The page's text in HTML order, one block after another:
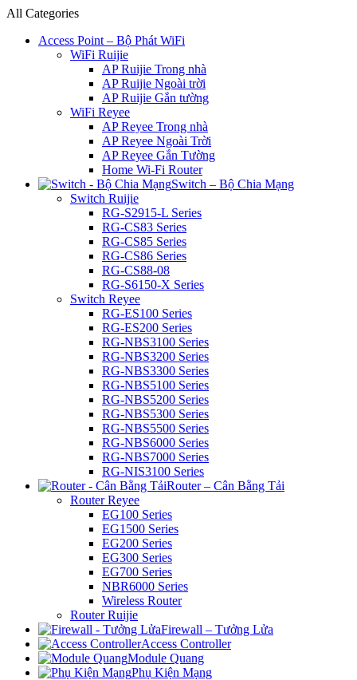
All Categories
Access Point – Bộ Phát WiFi
WiFi Ruijie
AP Ruijie Trong nhà
AP Ruijie Ngoài trời
AP Ruijie Gắn tường
WiFi Reyee
AP Reyee Trong nhà
AP Reyee Ngoài Trời
AP Reyee Gắn Tường
Home Wi-Fi Router
Switch – Bộ Chia Mạng
Switch Ruijie
RG-S2915-L Series
RG-CS83 Series
RG-CS85 Series
RG-CS86 Series
RG-CS88-08
RG-S6150-X Series
Switch Reyee
RG-ES100 Series
RG-ES200 Series
RG-NBS3100 Series
RG-NBS3200 Series
RG-NBS3300 Series
RG-NBS5100 Series
RG-NBS5200 Series
RG-NBS5300 Series
RG-NBS5500 Series
RG-NBS6000 Series
RG-NBS7000 Series
RG-NIS3100 Series
Router – Cân Bằng Tải
Router Reyee
EG100 Series
EG1500 Series
EG200 Series
EG300 Series
EG700 Series
NBR6000 Series
Wireless Router
Router Ruijie
Firewall – Tưởng Lửa
Access Controller
Module Quang
Phụ Kiện Mạng